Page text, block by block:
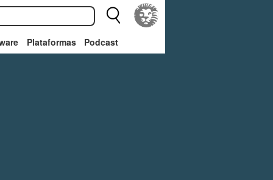
Plataformas Podcast